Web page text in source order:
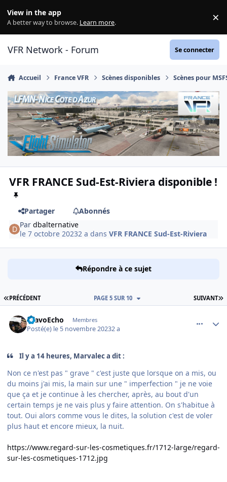
View in the app
A better way to browse. Learn more. ×
VFR Network - Forum Se connecter
Accueil France VFR Scènes disponibles Scènes pour
VFR FRANCE Sud-Est-Riviera disponible !
Partager
Abonnés
Pardbalternative
le 7 octobre 20232 a dansVFR FRANCE Sud-Est-Riviera
Répondre à ce sujet
PREMIÈRE PAGE
PRÉCÉDENT SUIVANT
PAGE 5 SUR 10
BravoEcho Membres
Posté(e) le 5 novembre 20232 a
Il y a 14 heures, Marvalec a dit :
Non ce n'est pas " grave " c'est juste que lorsque on a mis, ou
du moins j'ai mis, la main sur une " imperfection " je ne voie
que ça et je continue à les chercher, après, au bout d'un
certain temps je ne vais plus y faire attention. On s'habitue à
tout. Oui alors comme vous le dites, la solution c'est de voler
plus haut et encore mieux, la nuit.
https://www.regard-sur-les-cosmetiques.fr/1712-large/regard-
sur-les-cosmetiques-1712.jpg